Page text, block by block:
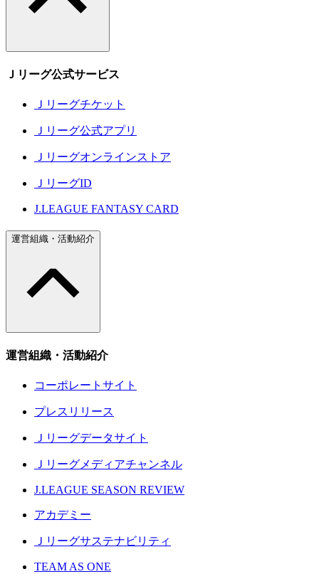
Ｊリーグ公式サービス
Ｊリーグチケット
Ｊリーグ公式アプリ
Ｊリーグオンラインストア
ＪリーグID
J.LEAGUE FANTASY CARD
運営組織・活動紹介
運営組織・活動紹介
コーポレートサイト
プレスリリース
Ｊリーグデータサイト
Ｊリーグメディアチャンネル
J.LEAGUE SEASON REVIEW
アカデミー
Ｊリーグサステナビリティ
TEAM AS ONE